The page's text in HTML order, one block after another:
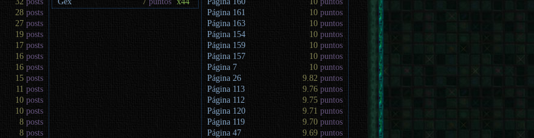
28 posts
27 posts
19 posts
17 posts
16 posts
16 posts
15 posts
11 posts
10 posts
10 posts
8 posts
8 posts
Página 161
10 puntos
Página 163
10 puntos
Página 154
10 puntos
Página 159
10 puntos
Página 157
10 puntos
Página 7
10 puntos
Página 26
9.82 puntos
Página 113
9.76 puntos
Página 112
9.75 puntos
Página 120
9.71 puntos
Página 119
9.70 puntos
Página 47
9.69 puntos